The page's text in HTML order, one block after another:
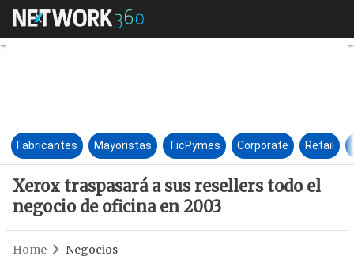
Xerox traspasará a sus
Fabricantes Mayoristas TicPymes Corporate Retail
Xerox traspasará a sus resellers todo el
negocio de oficina en 2003
Home Negocios